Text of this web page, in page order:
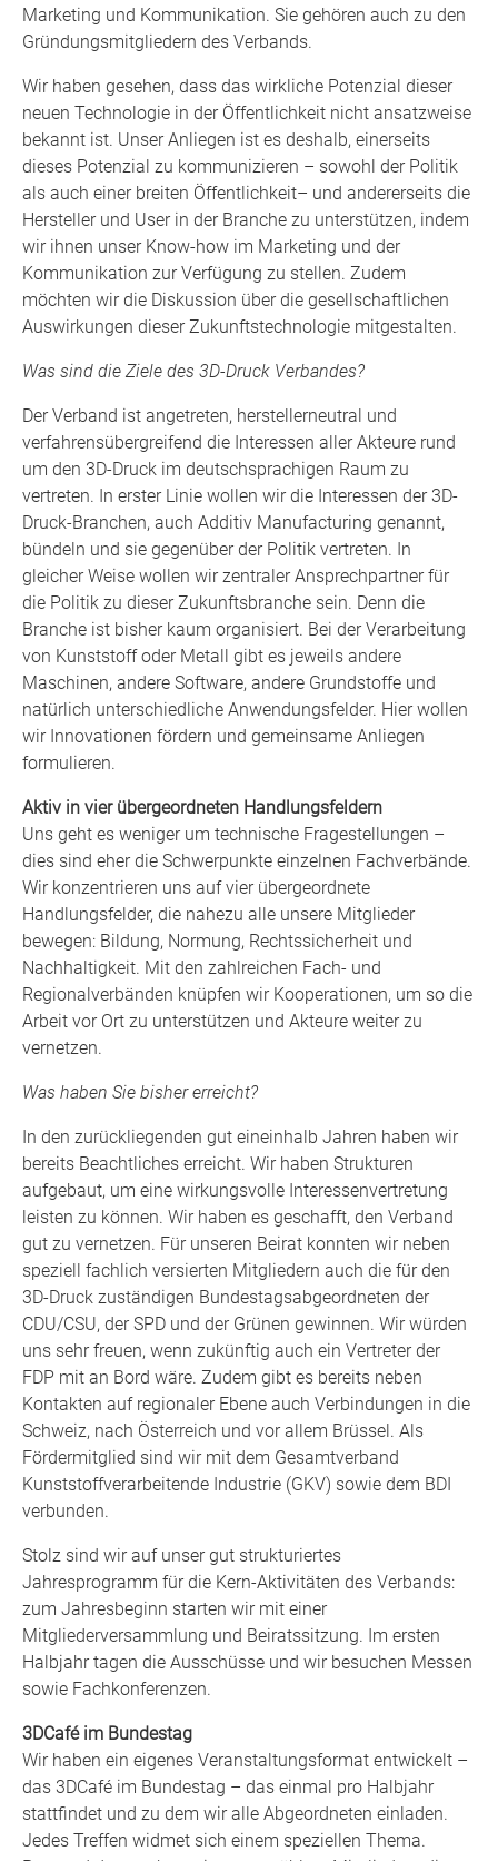
Marketing und Kommunikation. Sie gehören auch zu den
Gründungsmitgliedern des Verbands.
Wir haben gesehen, dass das wirkliche Potenzial dieser
neuen Technologie in der Öffentlichkeit nicht ansatzweise
bekannt ist. Unser Anliegen ist es deshalb, einerseits
dieses Potenzial zu kommunizieren – sowohl der Politik
als auch einer breiten Öffentlichkeit– und andererseits die
Hersteller und User in der Branche zu unterstützen, indem
wir ihnen unser Know-how im Marketing und der
Kommunikation zur Verfügung zu stellen. Zudem
möchten wir die Diskussion über die gesellschaftlichen
Auswirkungen dieser Zukunftstechnologie mitgestalten.
Was sind die Ziele des 3D-Druck Verbandes?
Der Verband ist angetreten, herstellerneutral und
verfahrensübergreifend die Interessen aller Akteure rund
um den 3D-Druck im deutschsprachigen Raum zu
vertreten. In erster Linie wollen wir die Interessen der 3D-
Druck-Branchen, auch Additiv Manufacturing genannt,
bündeln und sie gegenüber der Politik vertreten. In
gleicher Weise wollen wir zentraler Ansprechpartner für
die Politik zu dieser Zukunftsbranche sein. Denn die
Branche ist bisher kaum organisiert. Bei der Verarbeitung
von Kunststoff oder Metall gibt es jeweils andere
Maschinen, andere Software, andere Grundstoffe und
natürlich unterschiedliche Anwendungsfelder. Hier wollen
wir Innovationen fördern und gemeinsame Anliegen
formulieren.
Aktiv in vier übergeordneten Handlungsfeldern
Uns geht es weniger um technische Fragestellungen –
dies sind eher die Schwerpunkte einzelnen Fachverbände.
Wir konzentrieren uns auf vier übergeordnete
Handlungsfelder, die nahezu alle unsere Mitglieder
bewegen: Bildung, Normung, Rechtssicherheit und
Nachhaltigkeit. Mit den zahlreichen Fach- und
Regionalverbänden knüpfen wir Kooperationen, um so die
Arbeit vor Ort zu unterstützen und Akteure weiter zu
vernetzen.
Was haben Sie bisher erreicht?
In den zurückliegenden gut eineinhalb Jahren haben wir
bereits Beachtliches erreicht. Wir haben Strukturen
aufgebaut, um eine wirkungsvolle Interessenvertretung
leisten zu können. Wir haben es geschafft, den Verband
gut zu vernetzen. Für unseren Beirat konnten wir neben
speziell fachlich versierten Mitgliedern auch die für den
3D-Druck zuständigen Bundestagsabgeordneten der
CDU/CSU, der SPD und der Grünen gewinnen. Wir würden
uns sehr freuen, wenn zukünftig auch ein Vertreter der
FDP mit an Bord wäre. Zudem gibt es bereits neben
Kontakten auf regionaler Ebene auch Verbindungen in die
Schweiz, nach Österreich und vor allem Brüssel. Als
Fördermitglied sind wir mit dem Gesamtverband
Kunststoffverarbeitende Industrie (GKV) sowie dem BDI
verbunden.
Stolz sind wir auf unser gut strukturiertes
Jahresprogramm für die Kern-Aktivitäten des Verbands:
zum Jahresbeginn starten wir mit einer
Mitgliederversammlung und Beiratssitzung. Im ersten
Halbjahr tagen die Ausschüsse und wir besuchen Messen
sowie Fachkonferenzen.
3DCafé im Bundestag
Wir haben ein eigenes Veranstaltungsformat entwickelt –
das 3DCafé im Bundestag – das einmal pro Halbjahr
stattfindet und zu dem wir alle Abgeordneten einladen.
Jedes Treffen widmet sich einem speziellen Thema.